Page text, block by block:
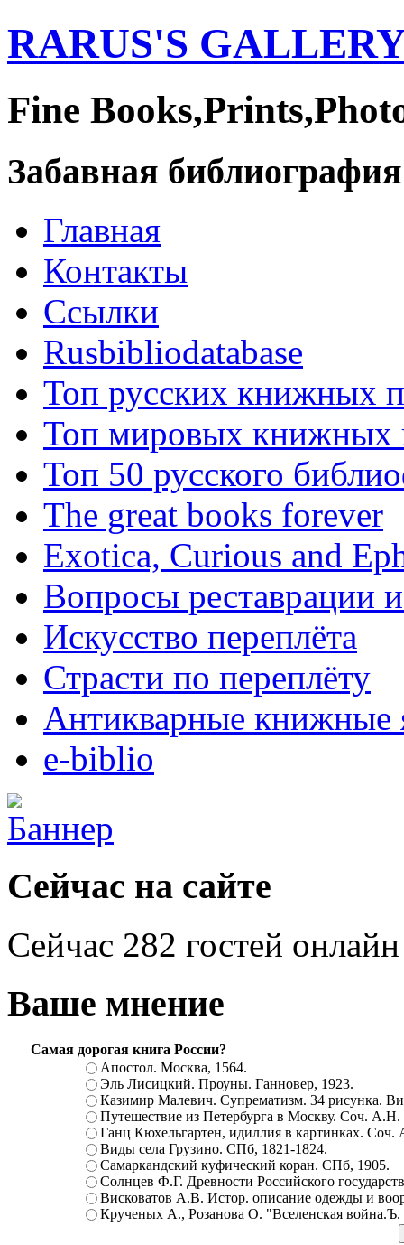
RARUS'S
Fine
Забавная библиография
Главная
Контакты
Ссылки
Rusbibliodatabase
Топ русских книжных
Топ мировых книжных
Топ 50 русского
The great books forever
Exotica, Curious and
Вопросы реставрации
Искусство переплёта
Страсти по переплёту
Антикварные книжные
e-biblio
Сейчас на сайте
Сейчас 282 гостей онлайн
Ваше мнение
Самая дорогая книга России?
Апостол. Москва, 1564.
Эль Лисицкий. Проуны. Ганновер, 1923.
Казимир Малевич. Супрематизм. 34 рисунка.
Путешествие из Петербурга в Москву. Соч.
Ганц Кюхельгартен, идиллия в картинках.
Виды села Грузино. СПб, 1821-1824.
Самаркандский куфический коран. СПб, 1905.
Солнцев Ф.Г. Древности Российского
Висковатов А.В. Истор. описание одежды и
Крученых А., Розанова О. "Вселенская